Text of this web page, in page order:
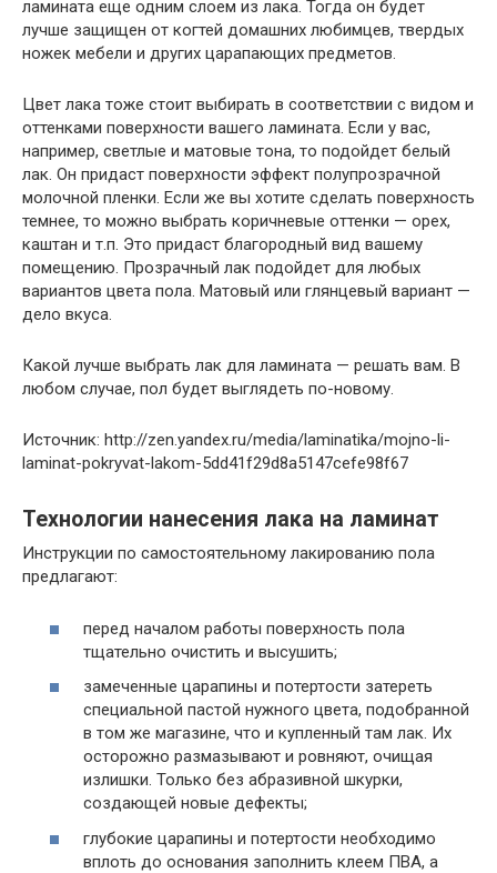
ламината еще одним слоем из лака. Тогда он будет
лучше защищен от когтей домашних любимцев, твердых
ножек мебели и других царапающих предметов.
Цвет лака тоже стоит выбирать в соответствии с видом и
оттенками поверхности вашего ламината. Если у вас,
например, светлые и матовые тона, то подойдет белый
лак. Он придаст поверхности эффект полупрозрачной
молочной пленки. Если же вы хотите сделать поверхность
темнее, то можно выбрать коричневые оттенки — орех,
каштан и т.п. Это придаст благородный вид вашему
помещению. Прозрачный лак подойдет для любых
вариантов цвета пола. Матовый или глянцевый вариант —
дело вкуса.
Какой лучше выбрать лак для ламината — решать вам. В
любом случае, пол будет выглядеть по-новому.
Источник: http://zen.yandex.ru/media/laminatika/mojno-li-
laminat-pokryvat-lakom-5dd41f29d8a5147cefe98f67
Технологии нанесения лака на ламинат
Инструкции по самостоятельному лакированию пола
предлагают:
перед началом работы поверхность пола
тщательно очистить и высушить;
замеченные царапины и потертости затереть
специальной пастой нужного цвета, подобранной
в том же магазине, что и купленный там лак. Их
осторожно размазывают и ровняют, очищая
излишки. Только без абразивной шкурки,
создающей новые дефекты;
глубокие царапины и потертости необходимо
вплоть до основания заполнить клеем ПВА, а